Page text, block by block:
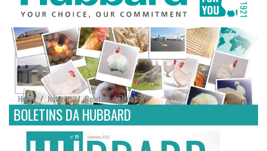
Home/Notícias/Boletins da Hubbard
BOLETINS DA HUBBARD